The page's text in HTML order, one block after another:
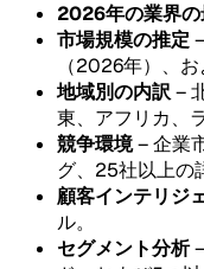
2026年の業界
市場規模の推定
（2026年）、
地域別の内訳–
東、アフリカ、
競争環境– 企業
グ、25社以上の
顧客インテリジ
ル。
セグメント分析